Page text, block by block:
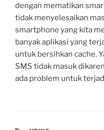
dengan mematikan
tidak menyelesaikan
smartphone yang kita
banyak aplikasi yang
untuk bersihkan cache.
SMS tidak masuk
ada problem untuk